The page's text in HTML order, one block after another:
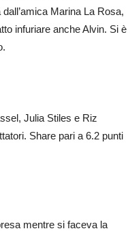
Marina La Rosa,
infuriare anche Alvin. Si è
Julia Stiles e Riz
Share pari a 6.2 punti
mentre si faceva la